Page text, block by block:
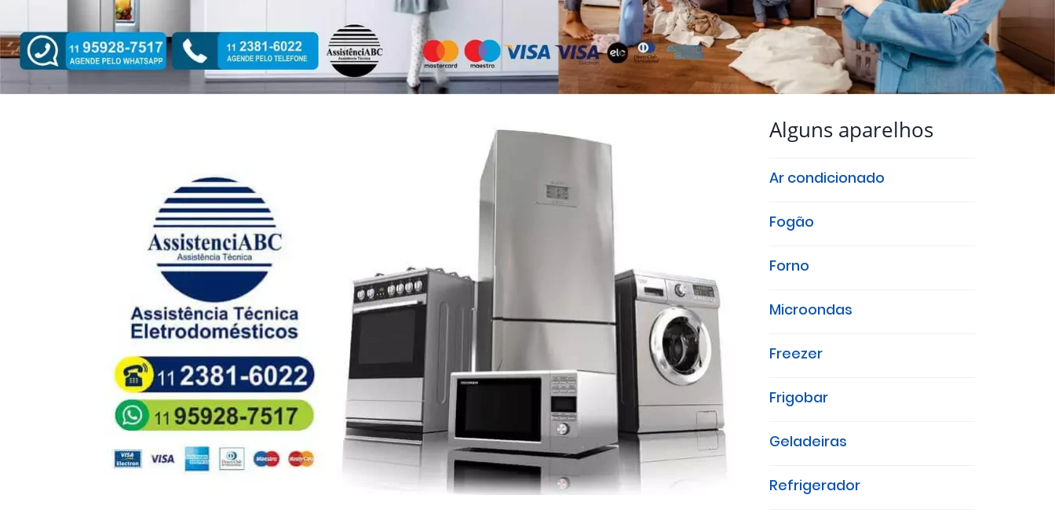
Alguns aparelhos
Ar condicionado
Fogão
Forno
Microondas
Freezer
Frigobar
Geladeiras
Refrigerador